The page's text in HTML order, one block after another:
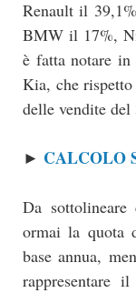
Renault il
BMW il 17%,
è fatta notare in
Kia, che
delle vendite del
► CALCOLO
Da
ormai la quota
base annua,
rappresentare